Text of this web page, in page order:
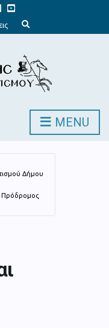
x
d
s
e
c
o
MENU
Δήμου
Πρόδρομος